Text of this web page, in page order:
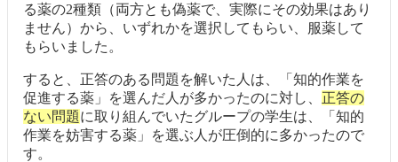
る薬の2種類（両方とも偽薬で、実際にその効果はあり
ません）から、いずれかを選択してもらい、服薬して
もらいました。
すると、正答のある問題を解いた人は、「知的作業を
促進する薬」を選んだ人が多かったのに対し、 正答の
ない問題に取り組んでいたグループの学生は、「知的
作業を妨害する薬」を選ぶ人が圧倒的に多かったので
す。